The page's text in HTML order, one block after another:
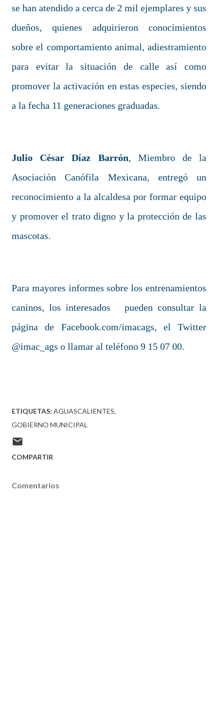
se han atendido a cerca de 2 mil ejemplares y sus
dueños, quienes adquirieron conocimientos
sobre el comportamiento animal, adiestramiento
para evitar la situación de calle así como
promover la activación en estas especies, siendo
a la fecha 11 generaciones graduadas.
Julio César Díaz Barrón, Miembro de la
Asociación Canófila Mexicana, entregó un
reconocimiento a la alcaldesa por formar equipo
y promover el trato digno y la protección de las
mascotas.
Para mayores informes sobre los entrenamientos
caninos, los interesados pueden consultar la
página de Facebook.com/imacags, el Twitter
@imac_ags o llamar al teléfono 9 15 07 00.
ETIQUETAS: AGUASCALIENTES
GOBIERNO MUNICIPAL
COMPARTIR
Comentarios